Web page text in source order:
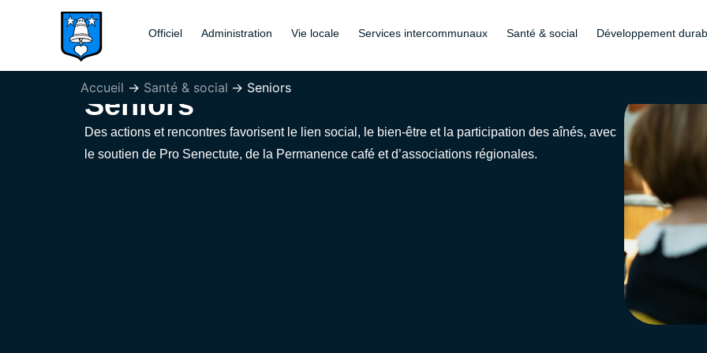
Officiel Administration Vie locale Services intercommunaux Santé & social Développement
Accueil Santé & social Seniors
Seniors
Des actions et rencontres favorisent le lien social, le bien-être et la participation des aînés, avec
le soutien de Pro Senectute, de la Permanence café et d’associations régionales.